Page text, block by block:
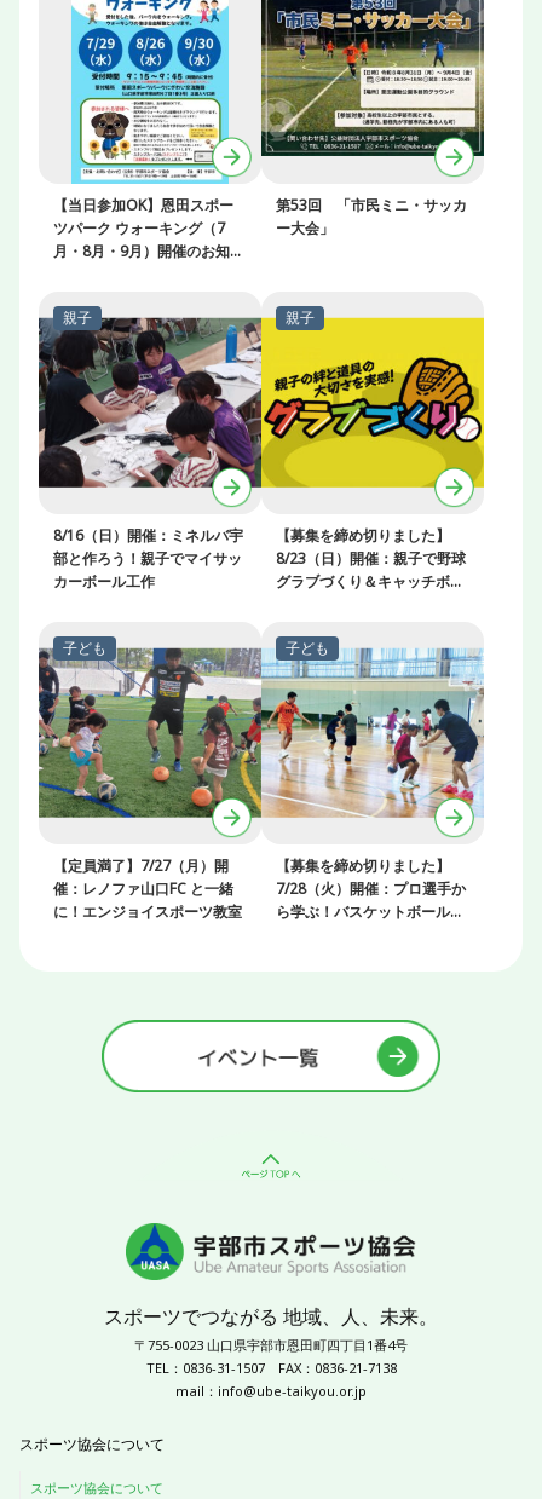
【当日参加OK】恩田スポー
ツパーク ウォーキング（7
月・8月・9月）開催のお知ら
第53回 「市民ミニ・サッカ
ー大会」
8/16（日）開催：ミネルバ宇
部と作ろう！親子でマイサッ
カーボール工作
【募集を締め切りました】
8/23（日）開催：親子で野球
グラブづくり＆キャッチボー
【定員満了】7/27（月）開
催：レノファ山口FC と一緒
に！エンジョイスポーツ教室
【募集を締め切りました】
7/28（火）開催：プロ選手か
ら学ぶ！バスケットボールク
〒755-0023 山口県宇部市恩田町四丁目1番4号
TEL：0836-31-1507FAX：0836-21-7138
mail： info@ube-taikyou.or.jp
スポーツでつながる 地域、人、未来。
スポーツ協会について
スポーツ協会について